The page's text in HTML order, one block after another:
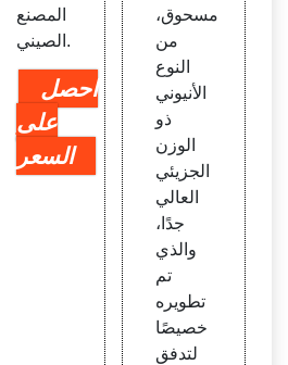
المصنع
الصيني.
احصل
على
السعر
مسحوق،
من
النوع
الأنيوني
ذو
الوزن
الجزيئي
العالي
جدًا،
والذي
تم
تطويره
خصيصًا
لتدفق